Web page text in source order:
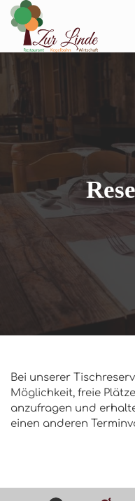
Bei unserer
Möglichkeit, freie
anzufragen und
einen anderen